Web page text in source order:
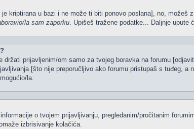
kriptirana u bazi i ne može ti biti ponovo poslana], no, možeš
la sam zaporku. Upišeš tražene podatke... Daljnje upute
prijavljenim/om samo za tvojeg boravka na forumu
[što nije preporučljivo ako forumu pristupaš s tuđeg, a
la.
o tvojem prijavljivanju, pregledanim/pročitanim
izbrisivanje kolačića.